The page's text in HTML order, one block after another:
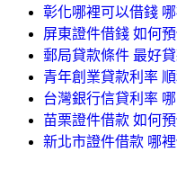
彰化哪裡可以借錢
屏東證件借錢 如何
郵局貸款條件 最好
青年創業貸款利率
台灣銀行信貸利率
苗栗證件借款 如何
新北市證件借款 哪